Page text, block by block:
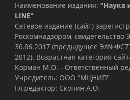
Наименование издания: "Наука
LINE"
Сетевое издание (сайт)
Роскомнадзором,
30.06.2017 (предыдущее
2012). Возрастная категория
Корман М.О. - Ответственный
Учредитель: ООО "МЦНИП"
Гл.редактор: Скопин А.О.